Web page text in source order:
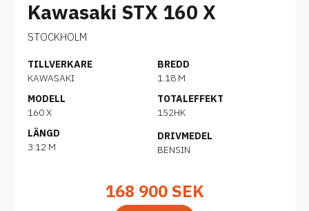
Kawasaki STX 160 X
STOCKHOLM
TILLVERKARE
KAWASAKI
MODELL
160 X
LÄNGD
3.12 M
BREDD
1.18 M
TOTALEFFEKT
152HK
DRIVMEDEL
BENSIN
168 900SEK